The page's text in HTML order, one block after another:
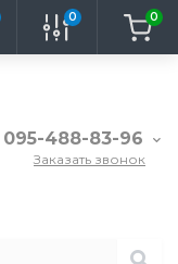
0 0
095-488-83-96
Заказать звонок